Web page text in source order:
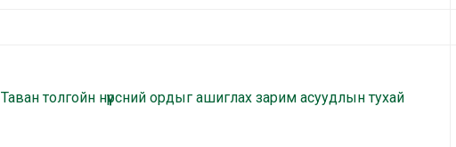
Таван толгойн нүүрсний ордыг ашиглах зарим асуудлын тухай